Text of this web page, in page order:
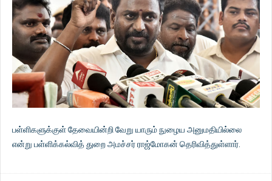
பள்ளிகளுக்குள் தேவையின்றி வேறு யாரும் நுழைய அனுமதியில்லை
என்று பள்ளிக்கல்வித் துறை அமச்சர் ராஜ்மோகன் தெரிவித்துள்ளார்.